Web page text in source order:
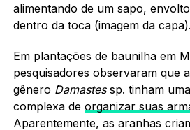
alimentando de um sapo,
dentro da toca (imagem da capa).
Em plantações de baunilha em
pesquisadores observaram que
gênero Damastessp. tinham
complexa de organizar suas
Aparentemente, as aranhas